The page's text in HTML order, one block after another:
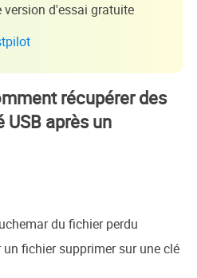
version d'essai gratuite
récupérer des
USB après un
du fichier perdu
fichier supprimer sur une clé